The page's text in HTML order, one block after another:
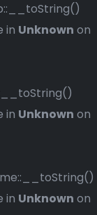
in Unknown on
in Unknown on
in Unknown on